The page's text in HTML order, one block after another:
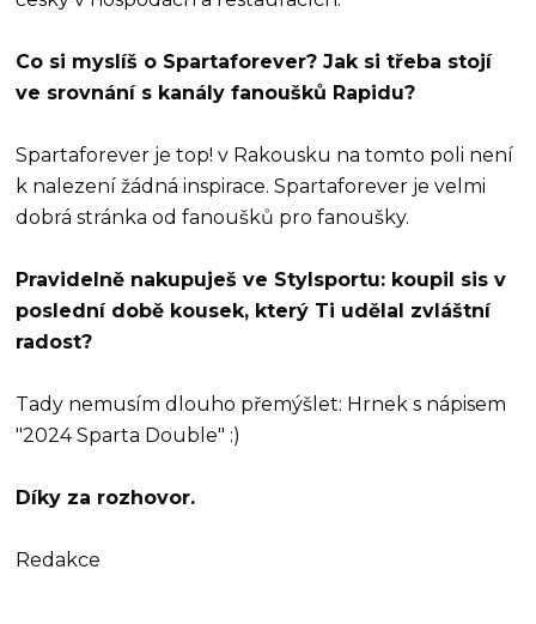
Co si myslíš o Spartaforever? Jak si třeba stojí
ve srovnání s kanály fanoušků Rapidu?
Spartaforever je top! v Rakousku na tomto poli není
k nalezení žádná inspirace. Spartaforever je velmi
dobrá stránka od fanoušků pro fanoušky.
Pravidelně nakupuješ ve Stylsportu: koupil sis v
poslední době kousek, který Ti udělal zvláštní
radost?
Tady nemusím dlouho přemýšlet: Hrnek s nápisem
"2024 Sparta Double" :)
Díky za rozhovor.
Redakce